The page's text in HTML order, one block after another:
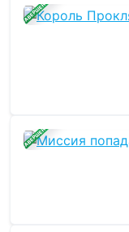
ЗАВЕРШЕНА
ЗАВЕРШЕНА